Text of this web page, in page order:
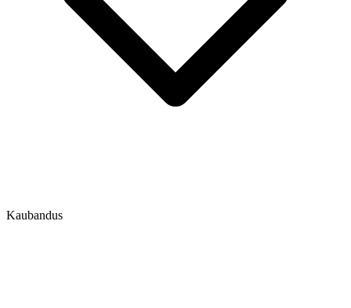
Kaubandus